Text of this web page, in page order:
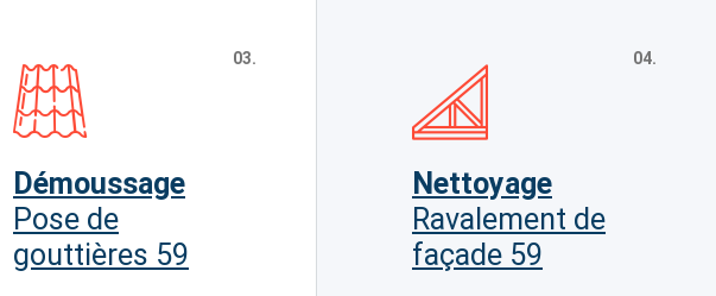
03.
Démoussage
Pose de
gouttières 59
04.
Nettoyage
Ravalement de
façade 59